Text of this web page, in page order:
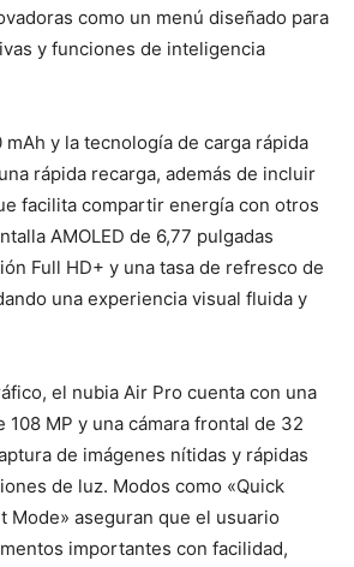
como un menú diseñado para
y funciones de inteligencia
mAh y la tecnología de carga rápida
rápida recarga, además de incluir
facilita compartir energía con otros
AMOLED de 6,77 pulgadas
Full HD+ y una tasa de refresco de
una experiencia visual fluida y
el nubia Air Pro cuenta con una
108 MP y una cámara frontal de 32
de imágenes nítidas y rápidas
de luz. Modos como «Quick
Mode» aseguran que el usuario
importantes con facilidad,